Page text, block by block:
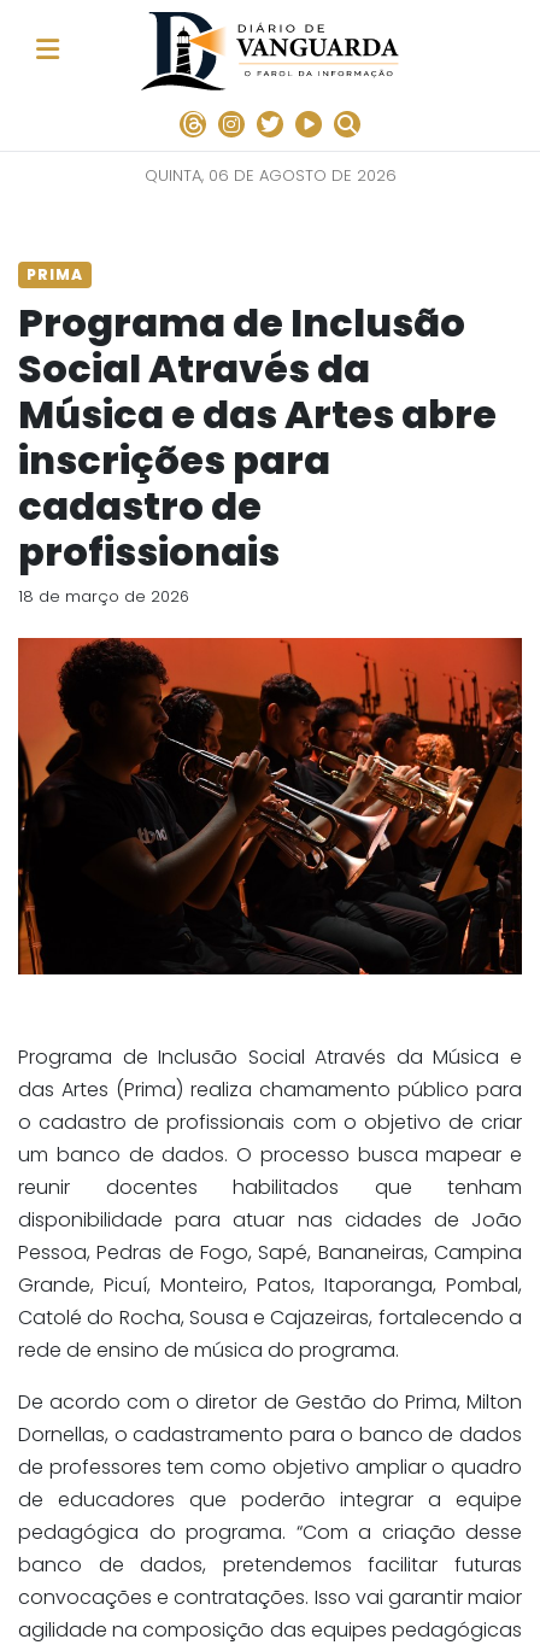
QUINTA, 06 DE AGOSTO DE 2026
PRIMA
Programa de Inclusão
Social Através da
Música e das Artes abre
inscrições para
cadastro de
profissionais
18 de março de 2026
Programa de Inclusão Social Através da Música e
das Artes (Prima) realiza chamamento público para
o cadastro de profissionais com o objetivo de criar
um banco de dados. O processo busca mapear e
reunir docentes habilitados que tenham
disponibilidade para atuar nas cidades de João
Pessoa, Pedras de Fogo, Sapé, Bananeiras, Campina
Grande, Picuí, Monteiro, Patos, Itaporanga, Pombal,
Catolé do Rocha, Sousa e Cajazeiras, fortalecendo a
rede de ensino de música do programa.
De acordo com o diretor de Gestão do Prima, Milton
Dornellas, o cadastramento para o banco de dados
de professores tem como objetivo ampliar o quadro
de educadores que poderão integrar a equipe
pedagógica do programa. “Com a criação desse
banco de dados, pretendemos facilitar futuras
convocações e contratações. Isso vai garantir maior
agilidade na composição das equipes pedagógicas